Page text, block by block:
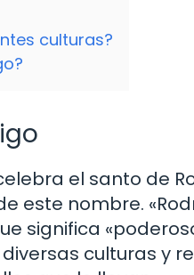
culturas?
el santo de
este nombre.
significa
culturas y